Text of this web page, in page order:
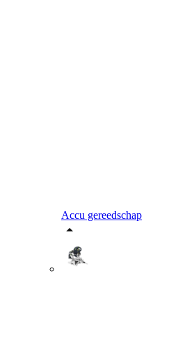
Accu gereedschap